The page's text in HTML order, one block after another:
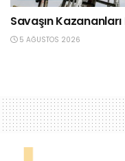
Savaşın
5 AĞUSTOS 2026